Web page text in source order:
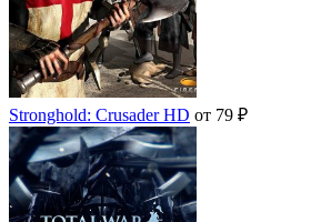
Stronghold: Crusader HD от 79 ₽